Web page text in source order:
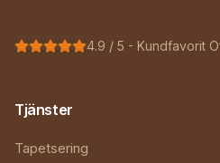
4.9 / 5 - Kundfavorit
Tjänster
Tapetsering